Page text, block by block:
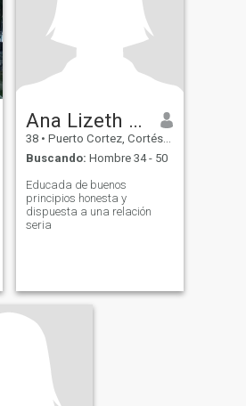
Ana Lizeth flores fuentes
38 • Puerto Cortez, Cortés, Honduras
Buscando: Hombre 34 - 50
Educada de buenos
principios honesta y
dispuesta a una relación
seria